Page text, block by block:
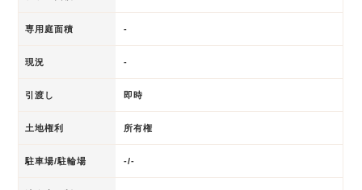
専用庭面積 -
現況 -
引渡し 即時
土地権利 所有権
駐車場/駐輪場 -/-